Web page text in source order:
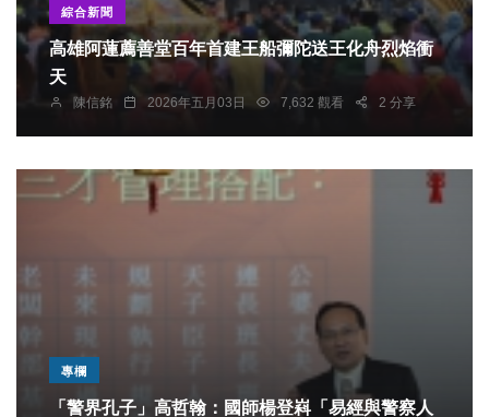
綜合新聞
高雄阿蓮薦善堂百年首建王船彌陀送王化舟烈焰衝
天
陳信銘 2026年五月03日 7,632 觀看 2 分享
專欄
「警界孔子」高哲翰：國師楊登嵙「易經與警察人